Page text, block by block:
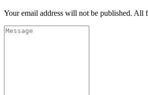
Your email address will not be published. All